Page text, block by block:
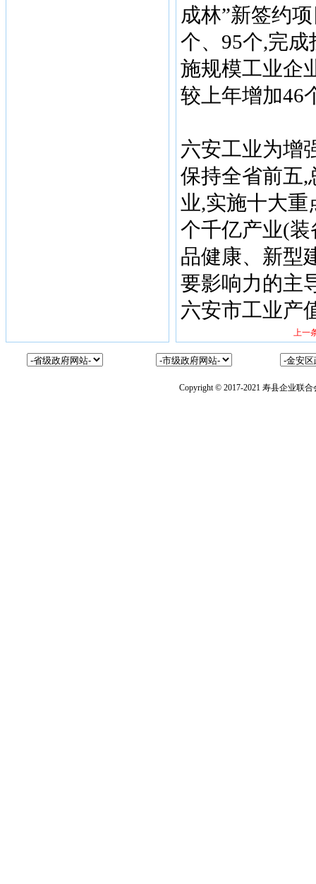
成林”新签约
个、95个,完成
施规模工业企
较上年增加46
六安工业为增
保持全省前五,
业,实施十大重
个千亿产业(
品健康、新型
要影响力的主
六安市工业产
上一
Copyright © 2017-2021 寿县企业联